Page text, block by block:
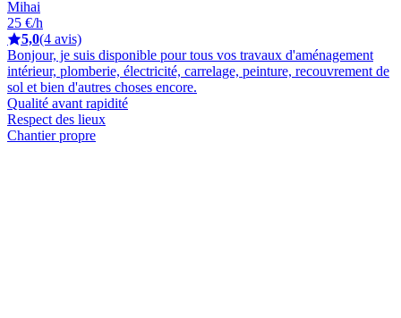
Mihai
25 €/h
5,0(4 avis)
Bonjour, je suis disponible pour tous vos travaux d'aménagement
intérieur, plomberie, électricité, carrelage, peinture, recouvrement de
sol et bien d'autres choses encore.
Qualité avant rapidité
Respect des lieux
Chantier propre